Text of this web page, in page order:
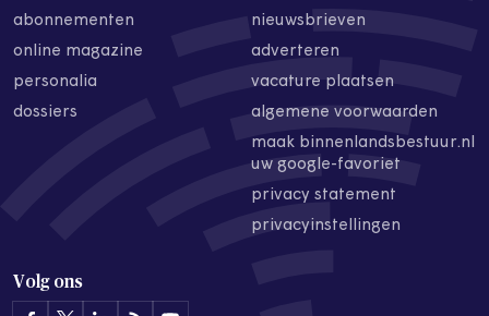
abonnementen
online magazine
personalia
dossiers
nieuwsbrieven
adverteren
vacature plaatsen
algemene voorwaarden
maak binnenlandsbestuur.nl
uw google-favoriet
privacy statement
privacyinstellingen
Volg ons